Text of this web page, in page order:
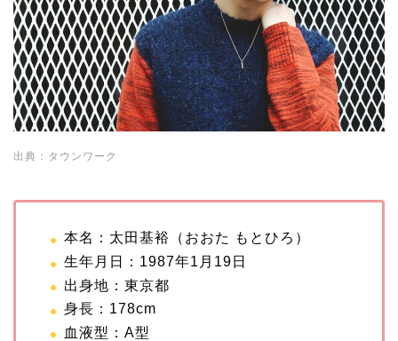
出典：タウンワーク
本名：太田基裕（おおた もとひろ）
生年月日：1987年1月19日
出身地：東京都
身長：178cm
血液型：A型